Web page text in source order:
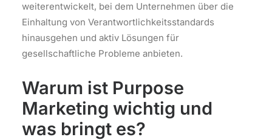
weiterentwickelt, bei dem Unternehmen über die
Einhaltung von Verantwortlichkeitsstandards
hinausgehen und aktiv Lösungen für
gesellschaftliche Probleme anbieten.
Warum ist Purpose
Marketing wichtig und
was bringt es?